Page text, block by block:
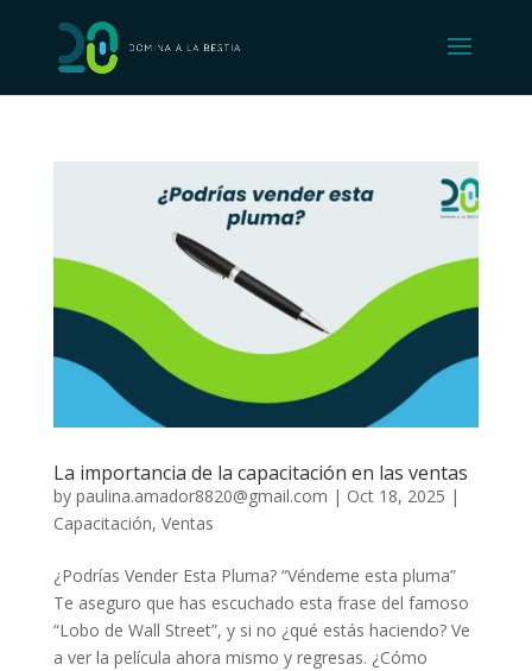
La importancia de la capacitación en las ventas
by paulina.amador8820@gmail.com | Oct 18, 2025 |
Capacitación, Ventas
¿Podrías Vender Esta Pluma? “Véndeme esta pluma”
Te aseguro que has escuchado esta frase del famoso
“Lobo de Wall Street”, y si no ¿qué estás haciendo? Ve
a ver la película ahora mismo y regresas. ¿Cómo